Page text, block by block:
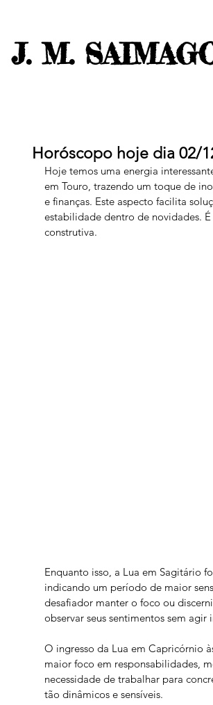
J. M.
Horóscopo hoje dia 02/
Hoje temos uma energia
em Touro, trazendo um toque de
e finanças. Este aspecto facilita
estabilidade dentro de novidades.
construtiva.
Enquanto isso, a Lua em Sagitário
indicando um período de maior
desafiador manter o foco ou
observar seus sentimentos sem agir
O ingresso da Lua em Capricórnio
maior foco em responsabilidades,
necessidade de trabalhar para
tão dinâmicos e sensíveis.